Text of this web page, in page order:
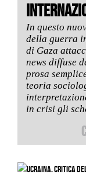
In questo
della guerra
di Gaza
news diffuse
prosa
teoria
in crisi gli